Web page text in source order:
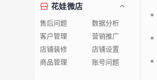
花娃微店
售后问题
数据分析
客户管理
营销推广
店铺装修
店铺设置
商品管理
账号问题